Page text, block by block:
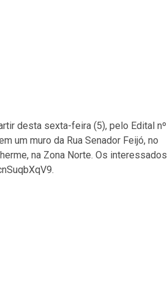
desta sexta-feira (5), pelo Edital nº
um muro da Rua Senador Feijó, no
na Zona Norte. Os interessados